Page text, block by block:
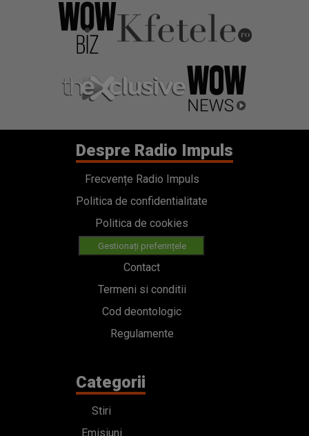
Despre Radio Impuls
Frecvențe Radio Impuls
Politica de confidentialitate
Politica de cookies
Gestionați preferințele
Contact
Termeni si conditii
Cod deontologic
Regulamente
Categorii
Stiri
Emisiuni